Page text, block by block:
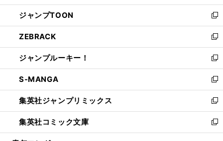
開
く
ウ
で
開
く
ン
ド
ウ
で
開
く
ウ
ィ
ン
ド
ウ
で
開
く
し
い
ウ
ィ
ン
ド
ウ
で
開
く
ジャンプTOON
新
し
い
ウ
ィ
ン
ド
ウ
で
開
く
ZEBRACK
新
し
い
ウ
ィ
ン
ド
ウ
で
開
ジャンプルーキー！
新
し
い
ウ
ィ
ン
ド
ウ
S-MANGA
新
し
い
ウ
ィ
ン
集英社ジャンプリミックス
新
し
い
ウ
集英社コミック文庫
新
し